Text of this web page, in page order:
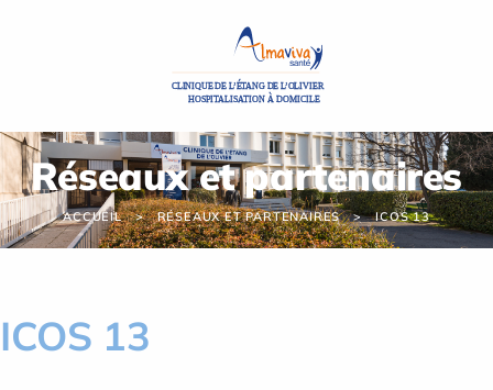
Réseaux et partenaires
ACCUEIL RÉSEAUX ET PARTENAIRES ICOS 13
ICOS 13